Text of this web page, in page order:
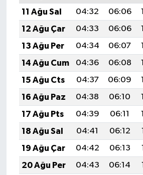
11 Ağu Sal
04:32 06:06
12 Ağu Çar
04:33 06:06
13 Ağu Per
04:34 06:07
14 Ağu Cum
04:36 06:08
15 Ağu Cts
04:37 06:09
16 Ağu Paz
04:38 06:10
17 Ağu Pts
04:39 06:11
18 Ağu Sal
04:41 06:12
19 Ağu Çar
04:42 06:13
20 Ağu Per
04:43 06:14